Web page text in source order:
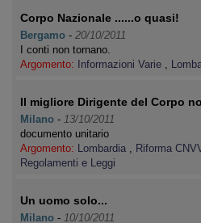
Corpo Nazionale ......o quasi!
Bergamo - 20/10/2011
I conti non tornano.
Argomento:
Informazioni Varie ,
Il migliore Dirigente del Corpo
Milano - 13/10/2011
documento unitario
Argomento: Lombardia , Riforma
Regolamenti e Leggi
Un uomo solo...
Milano - 10/10/2011